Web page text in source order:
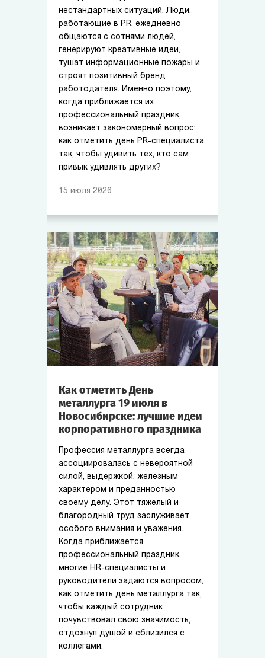
нестандартных ситуаций. Люди,
работающие в PR, ежедневно
общаются с сотнями людей,
генерируют креативные идеи,
тушат информационные пожары и
строят позитивный бренд
работодателя. Именно поэтому,
когда приближается их
профессиональный праздник,
возникает закономерный вопрос:
как отметить день PR-специалиста
так, чтобы удивить тех, кто сам
привык удивлять других?
15 июля 2026
Как отметить День
металлурга 19 июля в
Новосибирске: лучшие идеи
корпоративного праздника
Профессия металлурга всегда
ассоциировалась с невероятной
силой, выдержкой, железным
характером и преданностью
своему делу. Этот тяжелый и
благородный труд заслуживает
особого внимания и уважения.
Когда приближается
профессиональный праздник,
многие HR-специалисты и
руководители задаются вопросом,
как отметить день металлурга так,
чтобы каждый сотрудник
почувствовал свою значимость,
отдохнул душой и сблизился с
коллегами.